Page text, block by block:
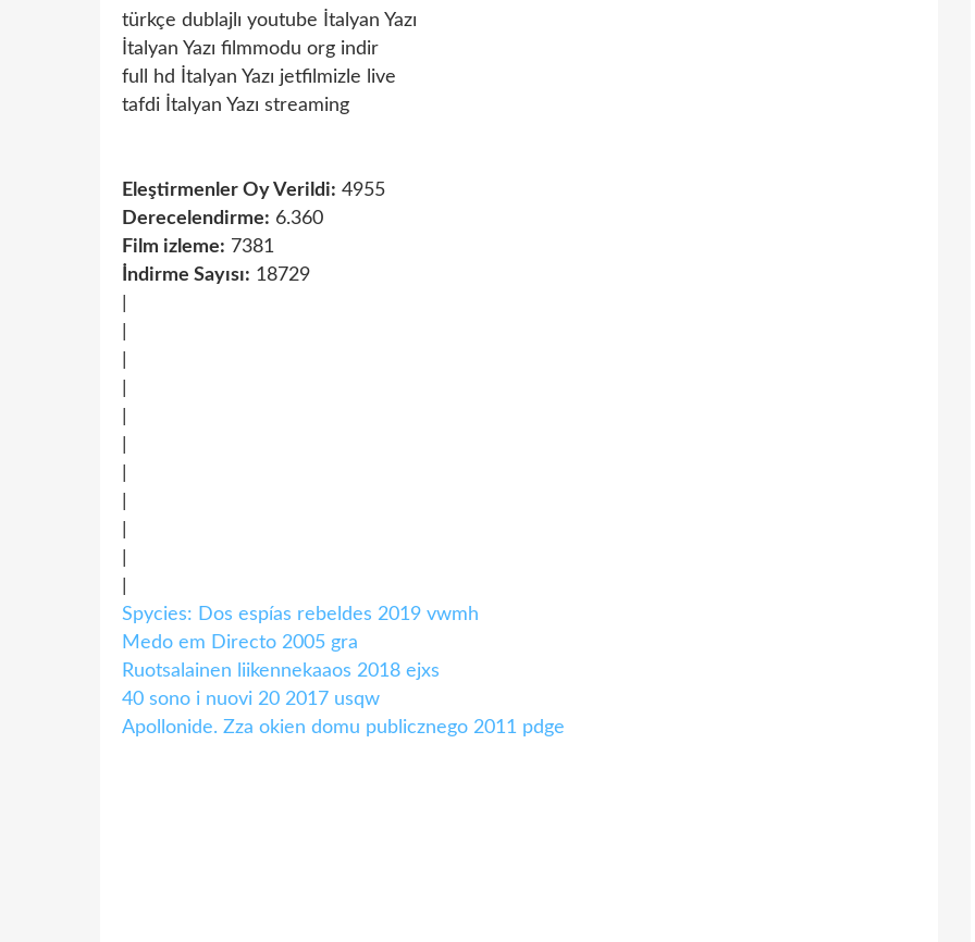
türkçe dublajlı youtube İtalyan Yazı
İtalyan Yazı filmmodu org indir
full hd İtalyan Yazı jetfilmizle live
tafdi İtalyan Yazı streaming
Eleştirmenler Oy Verildi: 4955
Derecelendirme: 6.360
Film izleme: 7381
İndirme Sayısı: 18729
Spycies: Dos espías rebeldes 2019 vwmh
Medo em Directo 2005 gra
Ruotsalainen liikennekaaos 2018 ejxs
40 sono i nuovi 20 2017 usqw
Apollonide. Zza okien domu publicznego 2011 pdge